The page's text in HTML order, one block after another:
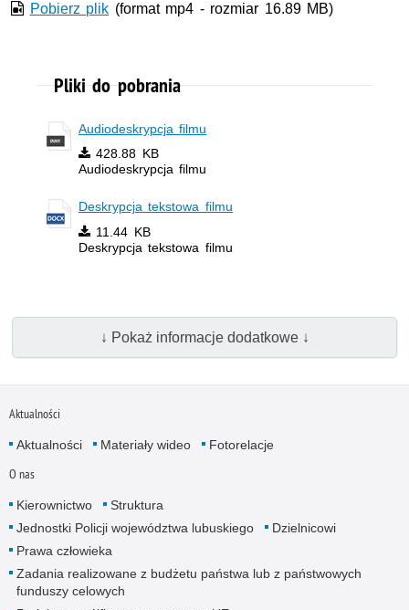
Pobierz plik (format mp4 - rozmiar 16.89 MB)
Pliki do pobrania
Audiodeskrypcja filmu
428.88 KB
Audiodeskrypcja filmu
Deskrypcja tekstowa filmu
11.44 KB
Deskrypcja tekstowa filmu
↓ Pokaż informacje dodatkowe ↓
Aktualności
Aktualności Materiały wideo Fotorelacje
O nas
Kierownictwo
Struktura
Jednostki Policji województwa lubuskiego
Dzielnicowi
Prawa człowieka
Zadania realizowane z budżetu państwa lub z państwowych
funduszy celowych